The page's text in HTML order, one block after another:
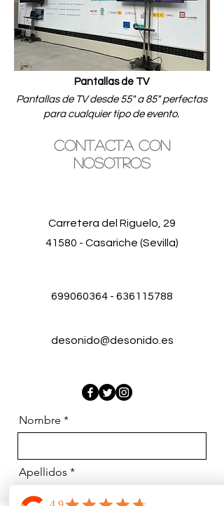
Pantallas de TV
Pantallas de TV desde 55" a 85" perfectas
para cualquier tipo de evento.
Contacta con
nosotros
Carretera del Riguelo, 29
41580 - Casariche (Sevilla)
699060364 - 636115788
desonido@desonido.es
Nombre
Apellidos